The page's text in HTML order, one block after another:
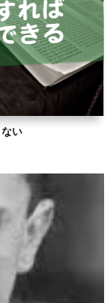
い